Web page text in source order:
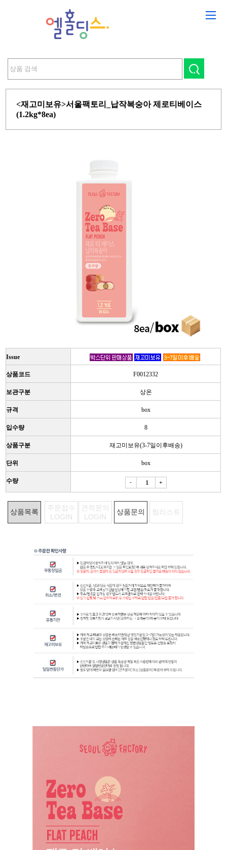
<재고미보유>서울팩토리_납작복숭아 제로티베이스
(1.2kg*8ea)
Issue
상품코드 F0012332
보관구분 상온
규격 box
입수량 8
상품구분 재고미보유(3-7일이후배송)
단위 box
수량 - +
상품목록
주문접수
LOGIN
견적문의
LOGIN
상품문의 찜리스트